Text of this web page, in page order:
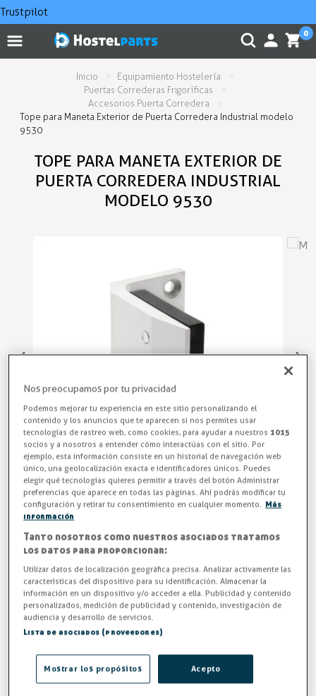
Trustpilot
0
Inicio
Equipamiento Hostelería
Puertas Correderas Frigoríficas
Accesorios Puerta Corredera
Tope para Maneta Exterior de Puerta Corredera Industrial modelo
9530
TOPE PARA MANETA EXTERIOR DE
PUERTA CORREDERA INDUSTRIAL
MODELO 9530
Tope Maneta Puerta Corredera
Tope maneta exterior para puerta corredera. Fabricado en
se monta el el flanco lateral de la puerta y tiene la
posibilidad de regulación de espesor. Se suministra aparte
de las manetas.
-3% AHORRA -1,10 €
Nos preocupamos por tu privacidad
Podemos mejorar tu experiencia en este sitio personalizando el
contenido y los anuncios que te aparecen si nos permites usar
tecnologías de rastreo web, como cookies, para ayudar a nuestros 1015
socios y a nosotros a entender cómo interactúas con el sitio. Por
ejemplo, esta información consiste en un historial de navegación web
único, una geolocalización exacta e identificadores únicos. Puedes
elegir qué tecnologías quieres permitir a través del botón Administrar
preferencias que aparece en todas las páginas. Ahí podrás modificar tu
configuración y retirar tu consentimiento en cualquier momento. Más
información
Tanto nosotros como nuestros asociados tratamos
los datos para proporcionar:
Utilizar datos de localización geográfica precisa. Analizar activamente las
características del dispositivo para su identificación. Almacenar la
información en un dispositivo y/o acceder a ella. Publicidad y contenido
personalizados, medición de publicidad y contenido, investigación de
audiencia y desarrollo de servicios.
Lista de asociados (proveedores)
Acepto
Mostrar los propósitos